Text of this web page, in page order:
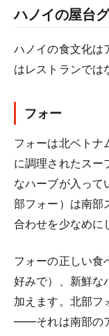
ハノイの屋台
ハノイの食文化は
はレストランでは
フォー
フォーは北ベト
に調理されたスー
なハーブが入って
部フォー）は南部
合わせを少なめに
フォーの正しい食
好みで）、新鮮な
加えます。北部フ
——それは南部の